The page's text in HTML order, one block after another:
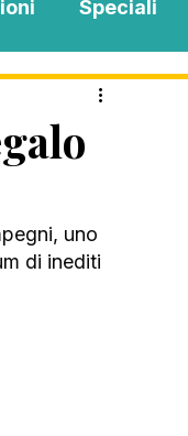
Speciali
uno
di inediti